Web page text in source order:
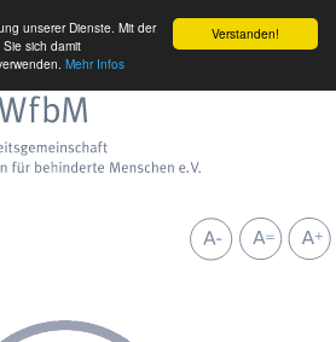
Verstanden!
unserer Dienste. Mit der
sich damit
Mehr Infos